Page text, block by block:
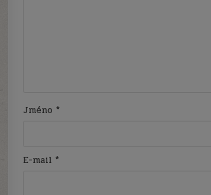
Jméno*
E-mail*